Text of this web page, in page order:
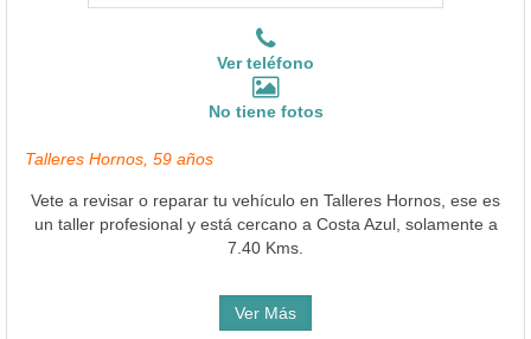
Ver teléfono
No tiene fotos
Talleres Hornos, 59 años
Vete a revisar o reparar tu vehículo en Talleres Hornos, ese es
un taller profesional y está cercano a Costa Azul, solamente a
7.40 Kms.
Ver Más